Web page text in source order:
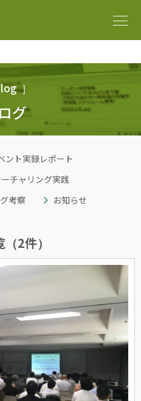
グ
ント実録レポート
チャリング実践
考察
お知らせ
2件）